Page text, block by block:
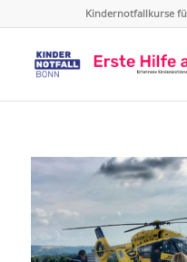
Kindernotfallkurse